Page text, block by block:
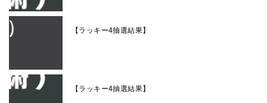
【ラッキー4抽選結果】
【ラッキー4抽選結果】